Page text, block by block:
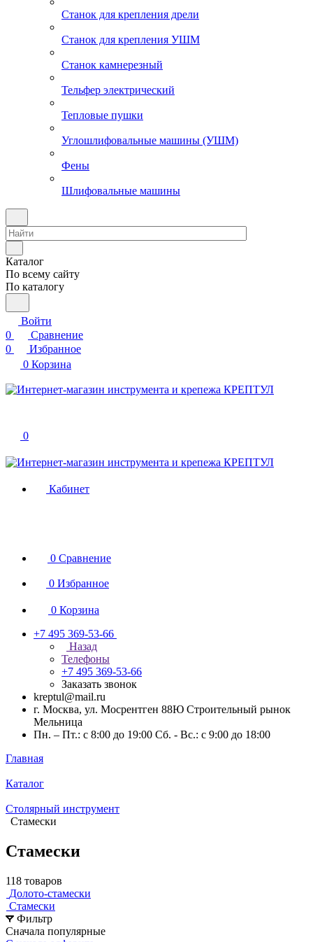
Станок для крепления дрели
Станок для крепления УШМ
Станок камнерезный
Тельфер электрический
Тепловые пушки
Углошлифовальные машины (УШМ)
Фены
Шлифовальные машины
Каталог
По всему сайту
По каталогу
Войти
0
Сравнение
0
Избранное
0 Корзина
0
Кабинет
0 Сравнение
0 Избранное
0 Корзина
+7 495 369-53-66
Назад
Телефоны
+7 495 369-53-66
Заказать звонок
kreptul@mail.ru
г. Москва, ул. Мосрентген 88Ю Строительный рынок
Мельница
Пн. – Пт.: с 8:00 до 19:00 Сб. - Вс.: с 9:00 до 18:00
Главная
Каталог
Столярный инструмент
Стамески
Стамески
118 товаров
Долото-стамески
Стамески
Фильтр
Сначала популярные